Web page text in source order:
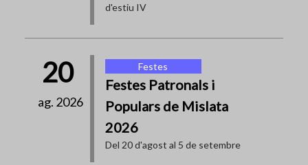
d'estiu IV
20
ag. 2026
Festes
Festes Patronals i
Populars de Mislata
2026
Del 20 d'agost al 5 de setembre